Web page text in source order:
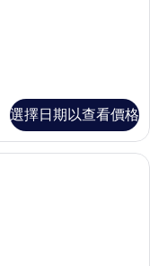
選擇日期以查看價格
客房內保險箱、筆電工作